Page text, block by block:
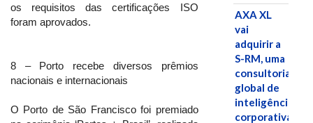
os requisitos das certificações ISO
foram aprovados.
8 – Porto recebe diversos prêmios
nacionais e internacionais
O Porto de São Francisco foi premiado
AXA XL
vai
adquirir a
S-RM, uma
consultoria
global de
inteligência
corporativa